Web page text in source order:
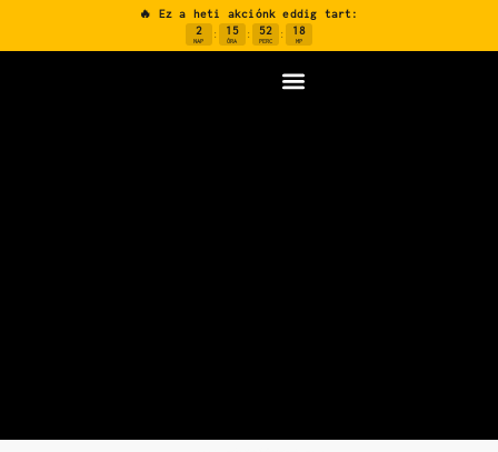
🔥 Ez a heti akciónk eddig tart:
2
NAP
: 15
ÓRA
: 52
PERC
: 17
MP